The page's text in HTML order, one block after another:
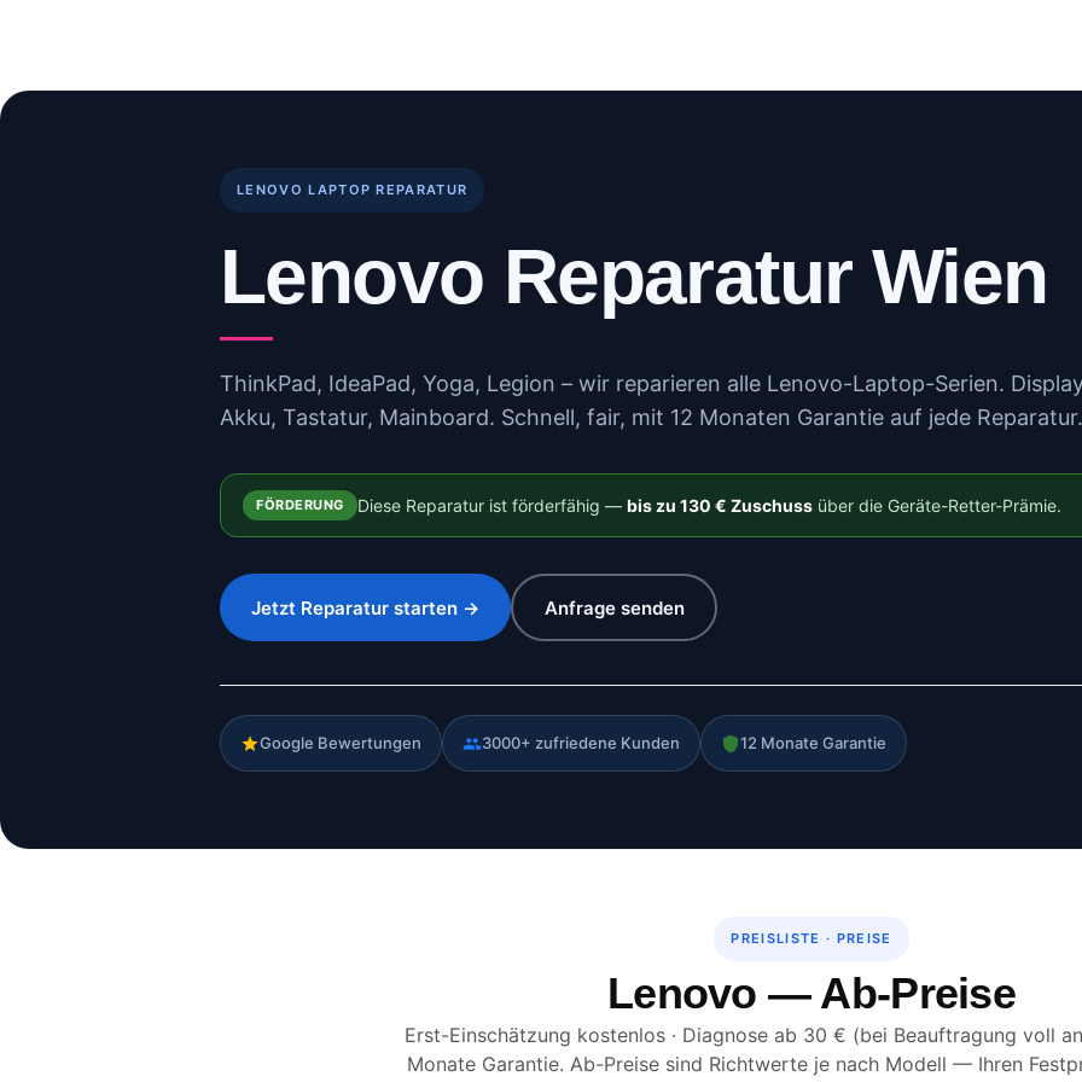
LENOVO LAPTOP REPARATUR
Lenovo Reparatur Wien
ThinkPad, IdeaPad, Yoga, Legion – wir reparieren alle Lenovo-Laptop-Serien.
Akku, Tastatur, Mainboard. Schnell, fair, mit 12 Monaten Garantie auf jede Reparatur.
FÖRDERUNG Diese Reparatur ist förderfähig — bis zu 130 € Zuschussüber die Geräte-Retter-Prämie.
Jetzt Reparatur starten → Anfrage senden
Google Bewertungen 3000+ zufriedene Kunden 12 Monate Garantie
PREISLISTE · PREISE
Lenovo — Ab-Preise
Erst-Einschätzung kostenlos · Diagnose ab 30 € (bei Beauftragung voll
Monate Garantie. Ab-Preise sind Richtwerte je nach Modell — Ihren